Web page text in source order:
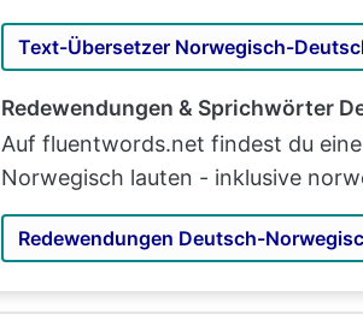
Text-Übersetzer Norwegisch-
Redewendungen & Sprichwörter
Auf fluentwords.net findest du
Norwegisch lauten - inklusive
Redewendungen Deutsch-